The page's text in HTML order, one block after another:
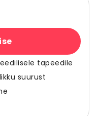
tapeedile
suurust